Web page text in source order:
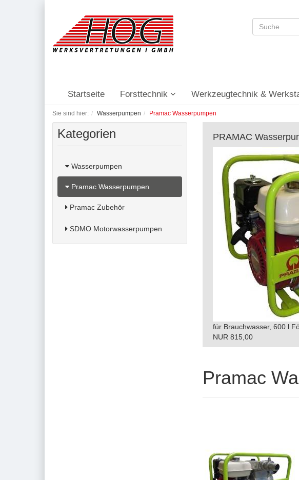
Startseite Forsttechnik Werkzeugtechnik &
Sie sind hier: Wasserpumpen Pramac Wasserpumpen
Kategorien
Wasserpumpen
Pramac Wasserpumpen
Pramac Zubehör
SDMO Motorwasserpumpen
PRAMAC
für Brauchwasser, 600 l
NUR 815,00
Pramac